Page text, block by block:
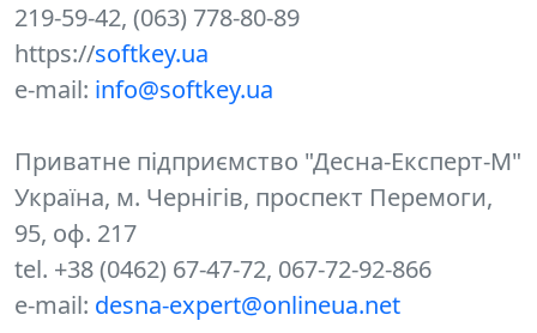
219-59-42, (063) 778-80-89
https://softkey.ua
e-mail: info@softkey.ua
Приватне підприємство "Десна-Експерт-М"
Україна, м. Чернігів, проспект Перемоги,
95, оф. 217
tel. +38 (0462) 67-47-72, 067-72-92-866
e-mail: desna-expert@onlineua.net